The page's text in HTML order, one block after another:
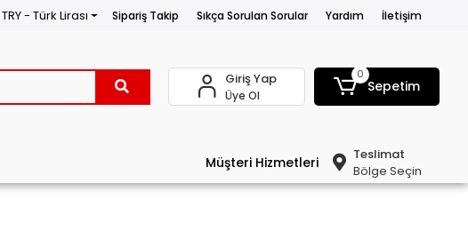
TRY - Türk Lirası Sipariş Takip Sıkça Sorulan Sorular Yardım İletişim
Giriş Yap
Üye Ol
0
Sepetim
Müşteri Hizmetleri
Teslimat
Bölge Seçin